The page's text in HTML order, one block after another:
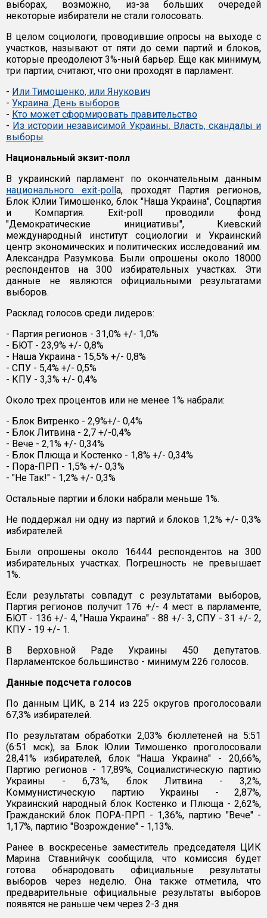
выборах, возможно, из-за больших очередей
некоторые избиратели не стали голосовать.
В целом социологи, проводившие опросы на выходе с
участков, называют от пяти до семи партий и блоков,
которые преодолеют 3%-ный барьер. Еще как минимум,
три партии, считают, что они проходят в парламент.
- Или Тимошенко, или Янукович
- Украина. День выборов
- Кто может сформировать правительство
- Из истории независимой Украины. Власть, скандалы и
выборы
Национальный экзит-полл
В украинский парламент по окончательным данным
национального exit-pollа, проходят Партия регионов,
Блок Юлии Тимошенко, блок "Наша Украина", Соцпартия
и Компартия. Exit-poll проводили фонд
"Демократические инициативы", Киевский
международный институт социологии и Украинский
центр экономических и политических исследований им.
Александра Разумкова. Были опрошены около 18000
респондентов на 300 избирательных участках. Эти
данные не являются официальными результатами
выборов.
Расклад голосов среди лидеров:
- Партия регионов - 31,0% +/- 1,0%
- БЮТ - 23,9% +/- 0,8%
- Наша Украина - 15,5% +/- 0,8%
- СПУ - 5,4% +/- 0,5%
- КПУ - 3,3% +/- 0,4%
Около трех процентов или не менее 1% набрали:
- Блок Витренко - 2,9%+/- 0,4%
- Блок Литвина - 2,7 +/-0,4%
- Вече - 2,1% +/- 0,34%
- Блок Плюща и Костенко - 1,8% +/- 0,34%
- Пора-ПРП - 1,5% +/- 0,3%
- "Не Так!" - 1,2% +/- 0,3%
Остальные партии и блоки набрали меньше 1%.
Не поддержал ни одну из партий и блоков 1,2% +/- 0,3%
избирателей.
Были опрошены около 16444 респондентов на 300
избирательных участках. Погрешность не превышает
1%.
Если результаты совпадут с результатами выборов,
Партия регионов получит 176 +/- 4 мест в парламенте,
БЮТ - 136 +/- 4, "Наша Украина" - 88 +/- 3, СПУ - 31 +/- 2,
КПУ - 19 +/- 1.
В Верховной Раде Украины 450 депутатов.
Парламентское большинство - минимум 226 голосов.
Данные подсчета голосов
По данным ЦИК, в 214 из 225 округов проголосовали
67,3% избирателей.
По результатам обработки 2,03% бюллетеней на 5:51
(6:51 мск), за Блок Юлии Тимошенко проголосовали
28,41% избирателей, блок "Наша Украина" - 20,66%,
Партию регионов - 17,89%, Социалистическую партию
Украины - 6,73%, блок Литвина - 3,2%,
Коммунистическую партию Украины - 2,87%,
Украинский народный блок Костенко и Плюща - 2,62%,
Гражданский блок ПОРА-ПРП - 1,36%, партию "Вече" -
1,17%, партию "Возрождение" - 1,13%.
Ранее в воскресенье заместитель председателя ЦИК
Марина Ставнийчук сообщила, что комиссия будет
готова обнародовать официальные результаты
выборов через неделю. Она также отметила, что
предварительные официальные результаты выборов
появятся не раньше чем через 2-3 дня.